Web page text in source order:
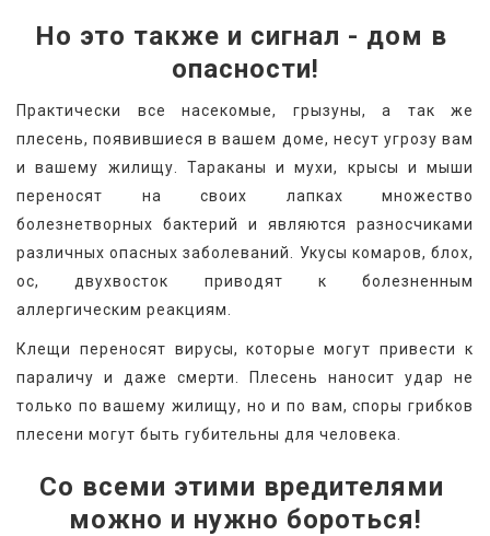
Но это также и сигнал - дом в
опасности!
Практически все насекомые, грызуны, а так же
плесень, появившиеся в вашем доме, несут угрозу вам
и вашему жилищу. Тараканы и мухи, крысы и мыши
переносят на своих лапках множество
болезнетворных бактерий и являются разносчиками
различных опасных заболеваний. Укусы комаров, блох,
ос, двухвосток приводят к болезненным
аллергическим реакциям.
Клещи переносят вирусы, которые могут привести к
параличу и даже смерти. Плесень наносит удар не
только по вашему жилищу, но и по вам, споры грибков
плесени могут быть губительны для человека.
Со всеми этими вредителями
можно и нужно бороться!